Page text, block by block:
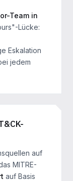
Team in
Lücke:
Eskalation
jedem
auf
MITRE-
auf Basis